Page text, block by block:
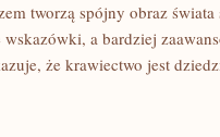
tworzą spójny obraz
a bardziej
że krawiectwo jest